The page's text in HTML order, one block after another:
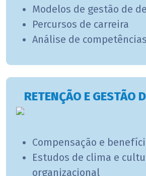
Modelos de gestão de
Percursos de carreira
Análise de
RETENÇÃO E GESTÃO
Compensação e
Estudos de clima e
organizacional